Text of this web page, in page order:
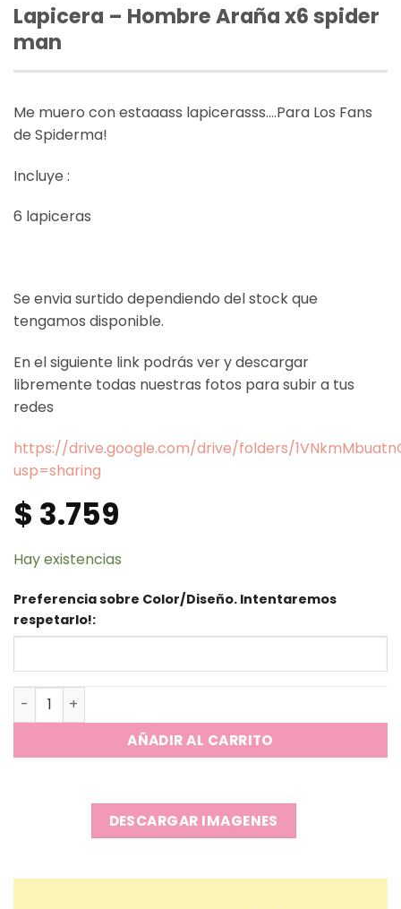
Lapicera – Hombre Araña x6 spider
man
Me muero con estaaass lapicerasss….Para Los Fans
de Spiderma!
Incluye :
6 lapiceras
Se envia surtido dependiendo del stock que
tengamos disponible.
En el siguiente link podrás ver y descargar
libremente todas nuestras fotos para subir a tus
redes
https://drive.google.com/drive/folders/
usp=sharing
$ 3.759
Hay existencias
Preferencia sobre Color/Diseño. Intentaremos
respetarlo!:
Lapicera - Hombre Araña x6 spider man cantidad
AÑADIR AL CARRITO
DESCARGAR IMAGENES